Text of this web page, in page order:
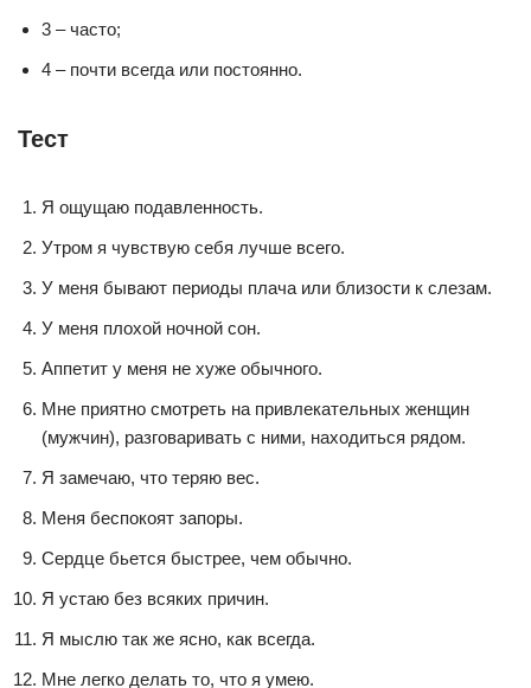
3 – часто;
4 – почти всегда или постоянно.
Тест
Я ощущаю подавленность.
Утром я чувствую себя лучше всего.
У меня бывают периоды плача или близости к слезам.
У меня плохой ночной сон.
Аппетит у меня не хуже обычного.
Мне приятно смотреть на привлекательных женщин
(мужчин), разговаривать с ними, находиться рядом.
Я замечаю, что теряю вес.
Меня беспокоят запоры.
Сердце бьется быстрее, чем обычно.
Я устаю без всяких причин.
Я мыслю так же ясно, как всегда.
Мне легко делать то, что я умею.